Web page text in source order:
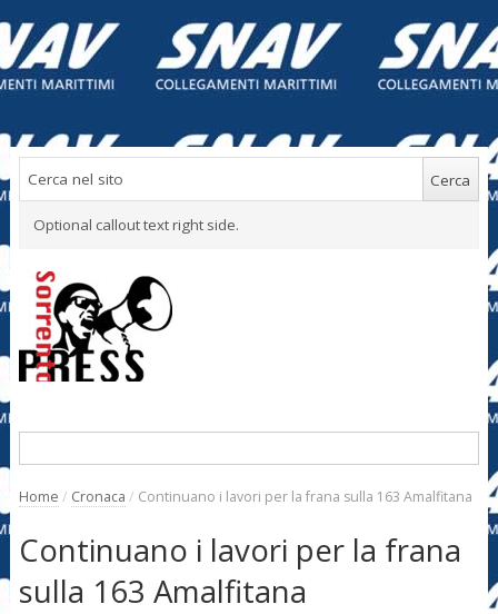
Optional callout text right side.
Home / Cronaca / Continuano i lavori per la frana sulla 163 Amalfitana
Continuano i lavori per la frana
sulla 163 Amalfitana